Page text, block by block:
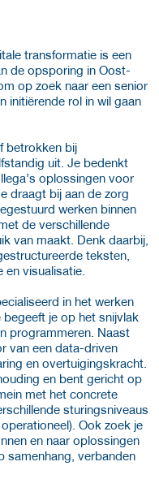
transformatie is een
de opsporing in Oost-
op zoek naar een senior
initiërende rol in wil gaan
betrokken bij
uit. Je bedenkt
oplossingen voor
draagt bij aan de zorg
werken binnen
de verschillende
van maakt. Denk daarbij,
teksten,
visualisatie.
in het werken
begeeft je op het snijvlak
programmeren. Naast
van een data-driven
en overtuigingskracht.
en bent gericht op
met het concrete
sturingsniveaus
Ook zoek je
en naar oplossingen
samenhang, verbanden